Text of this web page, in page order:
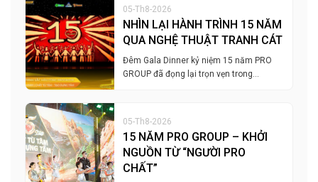
05-Th8-2026
NHÌN LẠI HÀNH TRÌNH 15 NĂM
QUA NGHỆ THUẬT TRANH CÁT
Đêm Gala Dinner kỷ niệm 15 năm PRO
GROUP đã đọng lại trọn vẹn trong…
05-Th8-2026
15 NĂM PRO GROUP – KHỞI
NGUỒN TỪ “NGƯỜI PRO
CHẤT”